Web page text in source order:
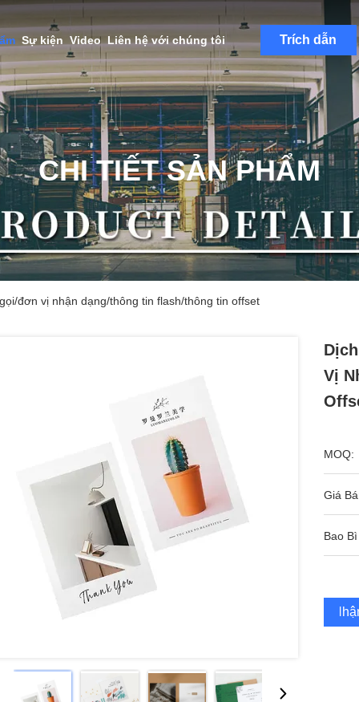
Sự kiện Video Liên hệ với chúng tôi Trích dẫn
CHI TIẾT SẢN PHẨM
đơn vị nhận dạng/thông tin flash/thông tin offset
Vị
MOQ:
Giá
Bao